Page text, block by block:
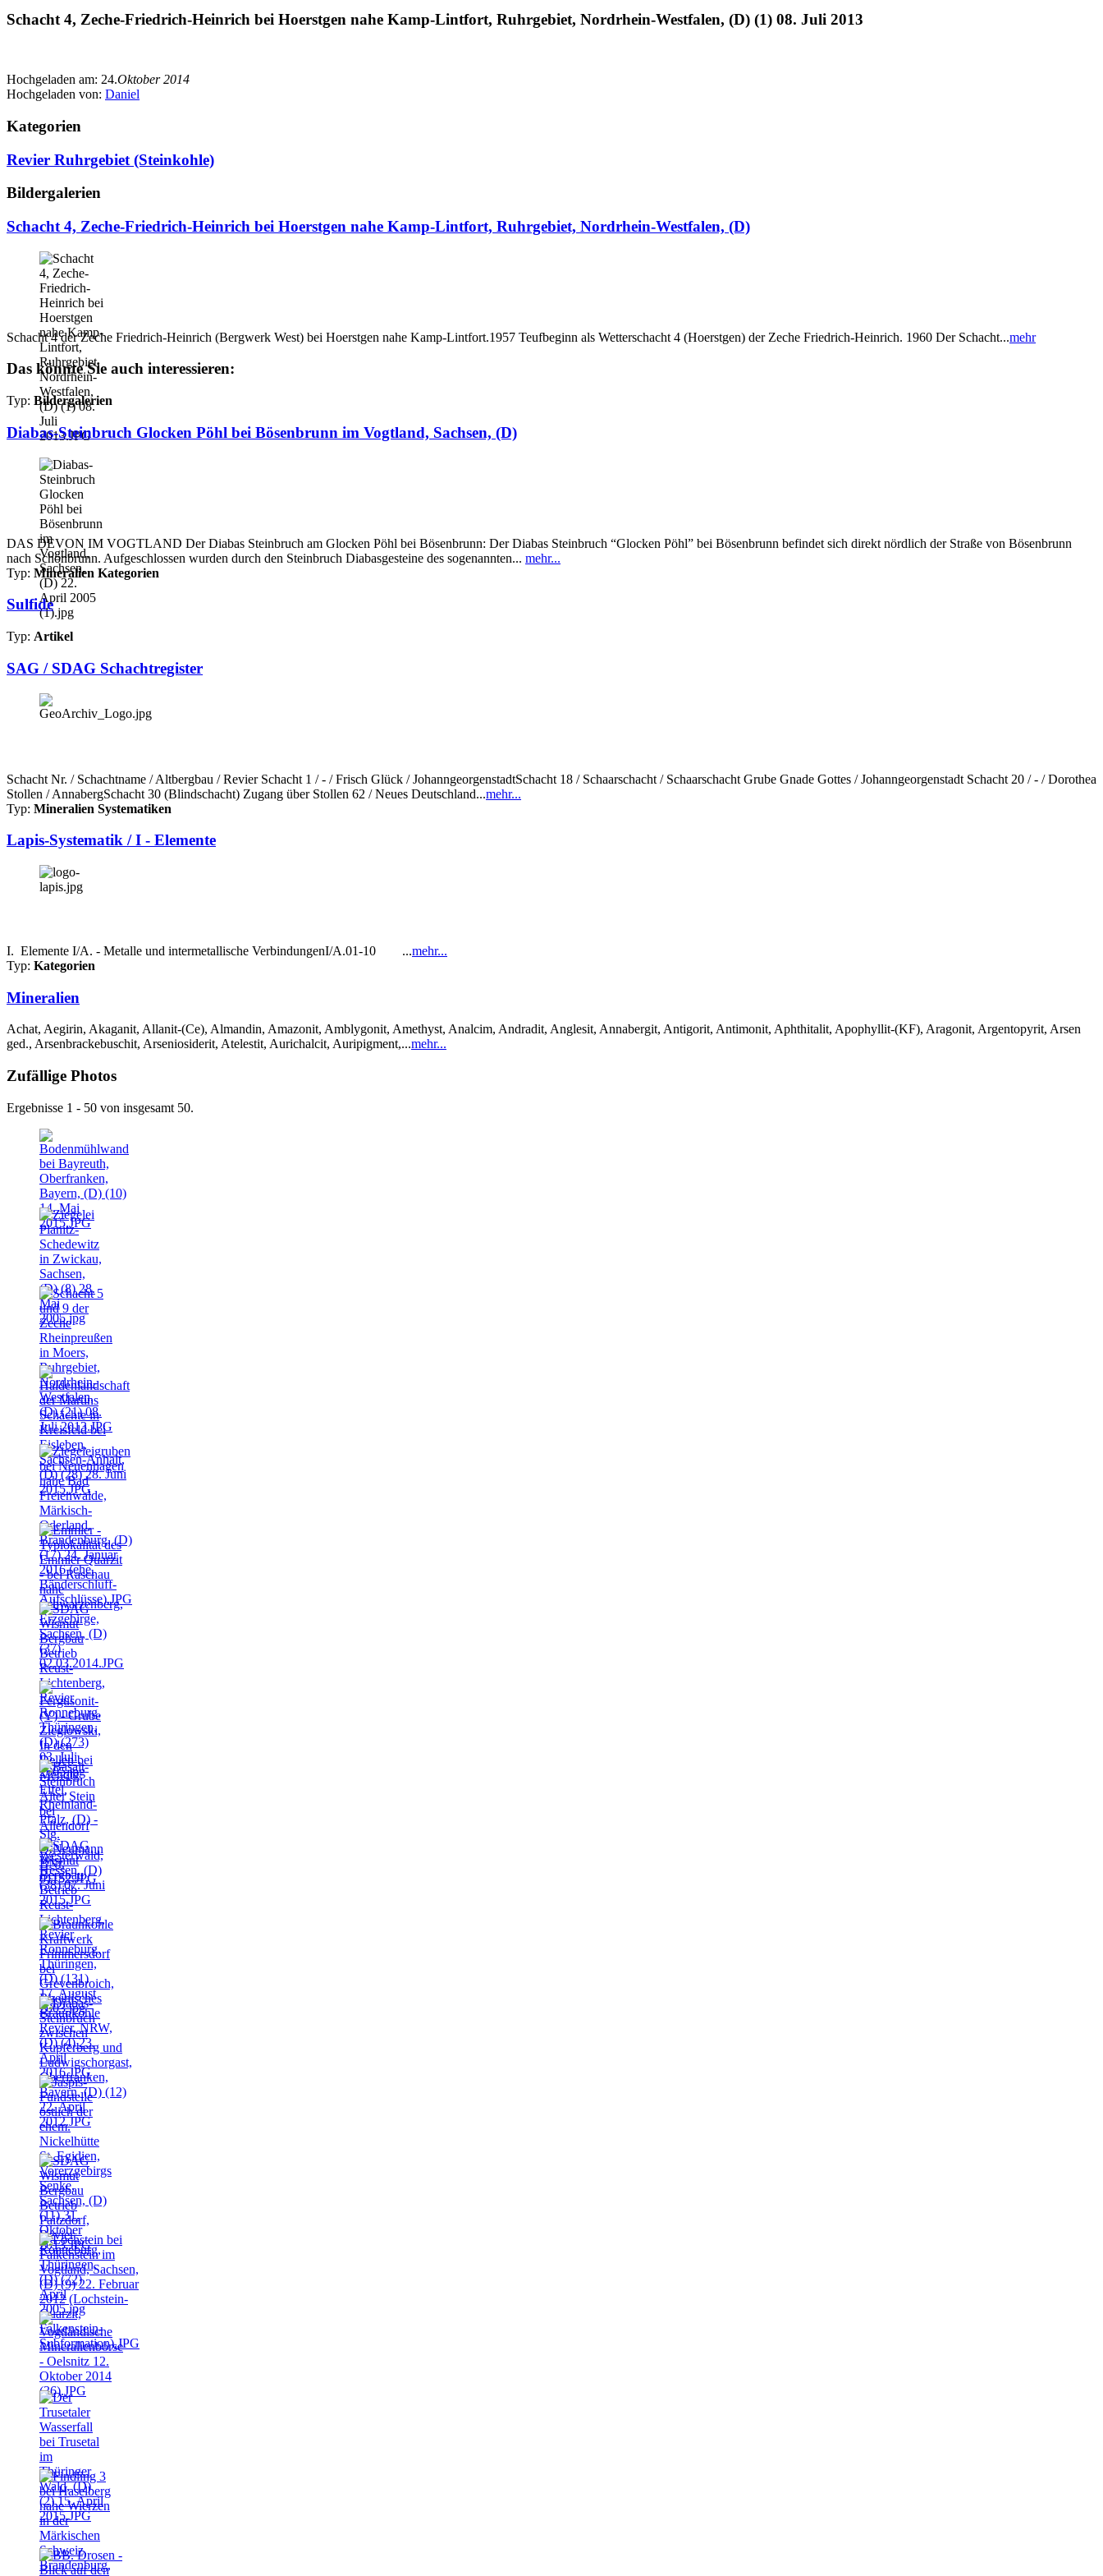
Schacht 4, Zeche-Friedrich-Heinrich bei Hoerstgen nahe Kamp-Lintfort, Ruhrgebiet, Nordrhein-Westfalen, (D) (1) 08. Juli 2013
Hochgeladen am: 24.Oktober 2014
Hochgeladen von: Daniel
Kategorien
Revier Ruhrgebiet (Steinkohle)
Bildergalerien
Schacht 4, Zeche-Friedrich-Heinrich bei Hoerstgen nahe Kamp-Lintfort, Ruhrgebiet, Nordrhein-Westfalen, (D)
Schacht 4 der Zeche Friedrich-Heinrich (Bergwerk West) bei Hoerstgen nahe Kamp-Lintfort.1957 Teufbeginn als Wetterschacht 4 (Hoerstgen) der Zeche Friedrich-Heinrich. 1960 Der Schacht...mehr
Das könnte Sie auch interessieren:
Typ: Bildergalerien
Diabas-Steinbruch Glocken Pöhl bei Bösenbrunn im Vogtland, Sachsen, (D)
DAS DEVON IM VOGTLAND Der Diabas Steinbruch am Glocken Pöhl bei Bösenbrunn: Der Diabas Steinbruch “Glocken Pöhl” bei Bösenbrunn befindet sich direkt nördlich der Straße von Bösenbrunn
nach Schönbrunn. Aufgeschlossen wurden durch den Steinbruch Diabasgesteine des sogenannten... mehr...
Typ: Mineralien Kategorien
Sulfide
Typ: Artikel
SAG / SDAG Schachtregister
Schacht Nr. / Schachtname / Altbergbau / Revier Schacht 1 / - / Frisch Glück / JohanngeorgenstadtSchacht 18 / Schaarschacht / Schaarschacht Grube Gnade Gottes / Johanngeorgenstadt Schacht 20 / - / Dorothea
Stollen / AnnabergSchacht 30 (Blindschacht) Zugang über Stollen 62 / Neues Deutschland...mehr...
Typ: Mineralien Systematiken
Lapis-Systematik / I - Elemente
I. Elemente I/A. - Metalle und intermetallische VerbindungenI/A.01-10 ...mehr...
Typ: Kategorien
Mineralien
Achat, Aegirin, Akaganit, Allanit-(Ce), Almandin, Amazonit, Amblygonit, Amethyst, Analcim, Andradit, Anglesit, Annabergit, Antigorit, Antimonit, Aphthitalit, Apophyllit-(KF), Aragonit, Argentopyrit, Arsen
ged., Arsenbrackebuschit, Arseniosiderit, Atelestit, Aurichalcit, Auripigment,...mehr...
Zufällige Photos
Ergebnisse 1 - 50 von insgesamt 50.